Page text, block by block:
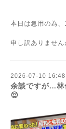
本日は急用の為
申し訳ありませ
2026-07-10
余談ですが…林
😌